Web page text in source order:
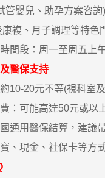
嬰兒、助孕方案咨詢)
複、月子調理等特色
段：周一至周五上午
醫保支持
20元不等(視科室及
可能高達50元或以
用醫保結算，建議
現金、社保卡等方式